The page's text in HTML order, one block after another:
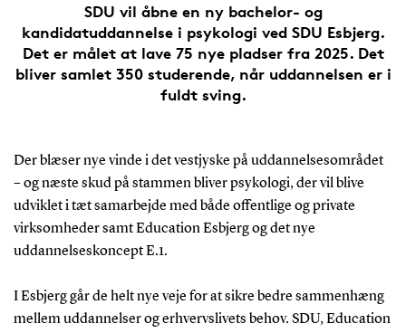
SDU vil åbne en ny bachelor- og
kandidatuddannelse i psykologi ved SDU Esbjerg.
Det er målet at lave 75 nye pladser fra 2025. Det
bliver samlet 350 studerende, når uddannelsen er i
fuldt sving.
Der blæser nye vinde i det vestjyske på uddannelsesområdet
– og næste skud på stammen bliver psykologi, der vil blive
udviklet i tæt samarbejde med både offentlige og private
virksomheder samt Education Esbjerg og det nye
uddannelseskoncept E.1.
I Esbjerg går de helt nye veje for at sikre bedre sammenhæng
mellem uddannelser og erhvervslivets behov. SDU, Education